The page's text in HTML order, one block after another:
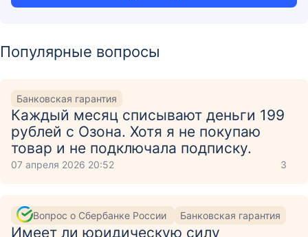
Популярные вопросы
Банковская гарантия
Каждый месяц списывают деньги 199
рублей с Озона. Хотя я не покупаю
товар и не подключала подписку.
07 апреля 2026 20:52 3
Вопрос о Сбербанке России Банковская гарантия
Имеет ли юридическую силу